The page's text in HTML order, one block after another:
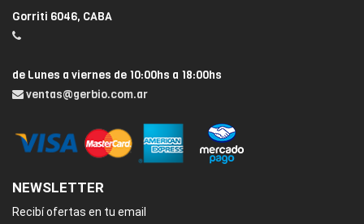
Gorriti 6046, CABA
de Lunes a viernes de 10:00hs a 18:00hs
ventas@gerbio.com.ar
NEWSLETTER
Recibí ofertas en tu email